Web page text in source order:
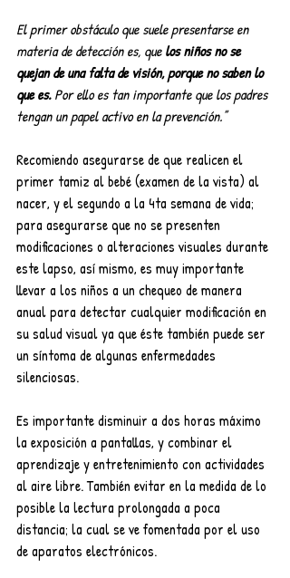
El primer obstáculo que suele presentarse en
materia de detección es, que los niños no se
quejan de una falta de visión, porque no saben lo
que es. Por ello es tan importante que los padres
tengan un papel activo en la prevención.”
Recomiendo asegurarse de que realicen el
primer tamiz al bebé (examen de la vista) al
nacer, y el segundo a la 4ta semana de vida;
para asegurarse que no se presenten
modificaciones o alteraciones visuales durante
este lapso, así mismo, es muy importante
llevar a los niños a un chequeo de manera
anual para detectar cualquier modificación en
su salud visual ya que éste también puede ser
un síntoma de algunas enfermedades
silenciosas.
Es importante disminuir a dos horas máximo
la exposición a pantallas, y combinar el
aprendizaje y entretenimiento con actividades
al aire libre. También evitar en la medida de lo
posible la lectura prolongada a poca
distancia; la cual se ve fomentada por el uso
de aparatos electrónicos.